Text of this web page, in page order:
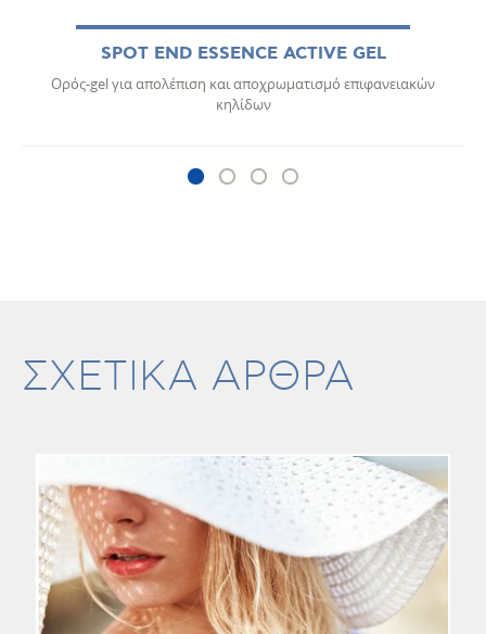
SPOT END ESSENCE ACTIVE GEL
Ορός-gel για απολέπιση και αποχρωματισμό επιφανειακών
κηλίδων
ΣΧΕΤΙΚΑ ΑΡΘΡΑ